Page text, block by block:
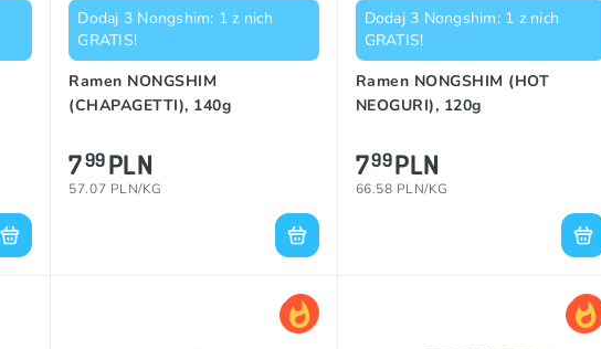
Dodaj 3 Nongshim: 1 z nich
GRATIS!
Ramen NONGSHIM
(CHAPAGETTI), 140g
799PLN
57.07 PLN/KG
Dodaj 3 Nongshim: 1 z nich
GRATIS!
Ramen NONGSHIM (HOT
NEOGURI), 120g
799PLN
66.58 PLN/KG